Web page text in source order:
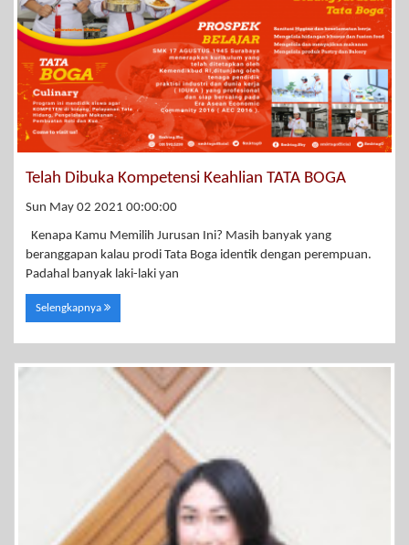
Telah Dibuka Kompetensi Keahlian TATA BOGA
Sun May 02 2021 00:00:00
Kenapa Kamu Memilih Jurusan Ini? Masih banyak yang
beranggapan kalau prodi Tata Boga identik dengan perempuan.
Padahal banyak laki-laki yan
Selengkapnya